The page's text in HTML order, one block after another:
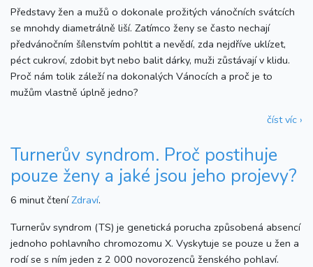
Představy žen a mužů o dokonale prožitých vánočních svátcích
se mnohdy diametrálně liší. Zatímco ženy se často nechají
předvánočním šílenstvím pohltit a nevědí, zda nejdříve uklízet,
péct cukroví, zdobit byt nebo balit dárky, muži zůstávají v klidu.
Proč nám tolik záleží na dokonalých Vánocích a proč je to
mužům vlastně úplně jedno?
číst víc ›
Turnerův syndrom. Proč postihuje
pouze ženy a jaké jsou jeho projevy?
6 minut čtení Zdraví.
Turnerův syndrom (TS) je genetická porucha způsobená absencí
jednoho pohlavního chromozomu X. Vyskytuje se pouze u žen a
rodí se s ním jeden z 2 000 novorozenců ženského pohlaví.